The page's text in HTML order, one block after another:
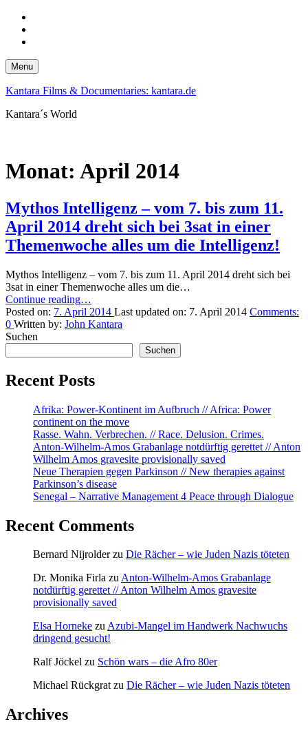
content
footer
Menu
Kantara Films & Documentaries: kantara.de
Kantara´s World
Monat: April 2014
Mythos Intelligenz – vom 7. bis zum 11.
April 2014 dreht sich bei 3sat in einer
Themenwoche alles um die Intelligenz!
Mythos Intelligenz – vom 7. bis zum 11. April 2014 dreht sich bei
3sat in einer Themenwoche alles um die…
Continue reading“Mythos
Intelligenz
–
bis
11.
2014
dreht
sich
bei
3sat
in
einer
Themenwoche
um
die
…
Posted on: 7. April 2014 Last updated on: 7. April 2014 Comments:
0 Written by: John Kantara
Suchen
Suchen
Recent Posts
Afrika: Power-Kontinent im Aufbruch // Africa: Power
continent on the move
Rasse. Wahn. Verbrechen. // Race. Delusion. Crimes.
Anton-Wilhelm-Amos Grabanlage notdürftig gerettet // Anton
Wilhelm Amos gravesite provisionally saved
Neue Therapien gegen Parkinson // New therapies against
Parkinson’s disease
Senegal – Narrative Management 4 Peace through Dialogue
Recent Comments
Bernard Nijrolderzu Die Rächer – wie Juden Nazis töteten
Dr. Monika Firla zuAnton-Wilhelm-Amos Grabanlage
notdürftig gerettet // Anton Wilhelm Amos gravesite
provisionally saved
Elsa Horneke zuAzubi-Mangel im Handwerk Nachwuchs
dringend gesucht!
Ralf Jöckel zu Schön wars – die Afro 80er
Michael Rückgratzu Die Rächer – wie Juden Nazis töteten
Archives